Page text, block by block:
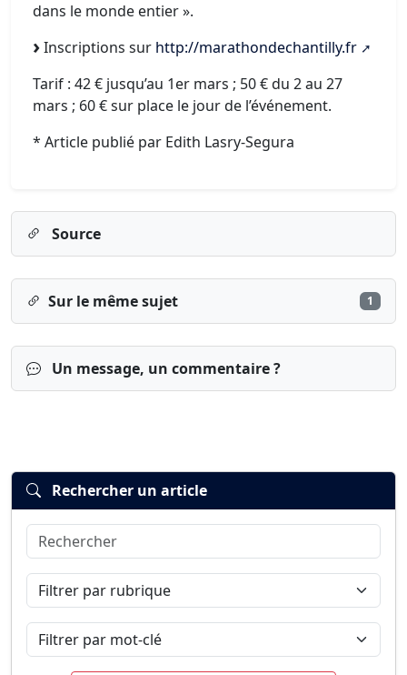
dans le monde entier ».
Inscriptions sur http://marathondechantilly.fr
Tarif : 42 € jusqu’au 1er mars ; 50 € du 2 au 27
mars ; 60 € sur place le jour de l’événement.
* Article publié par Edith Lasry-Segura
Source
Sur le même sujet 1
Un message, un commentaire ?
Connexion
Rechercher un article
Rechercher
Filtrer par rubrique
Filtrer par mot-clé